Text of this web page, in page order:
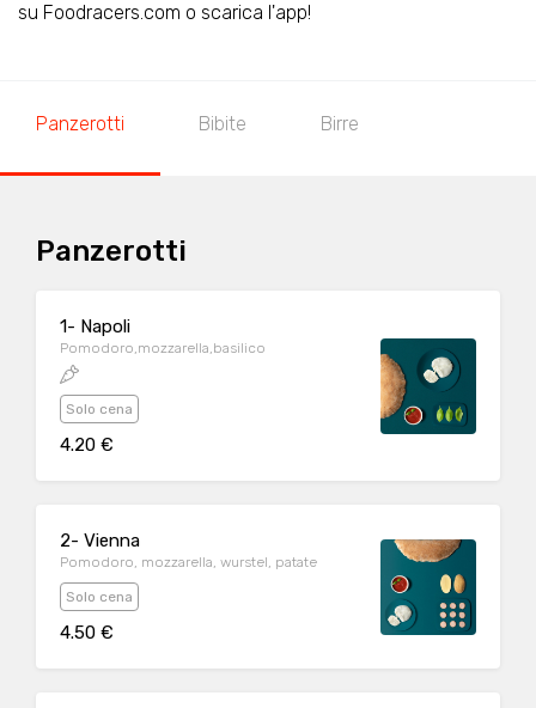
su Foodracers.com o scarica l'app!
Panzerotti Bibite Birre
Panzerotti
1- Napoli
Pomodoro,mozzarella,basilico
Solo cena
4.20 €
2- Vienna
Pomodoro, mozzarella, wurstel, patate
Solo cena
4.50 €